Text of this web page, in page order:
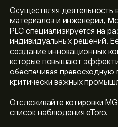
Осуществляя деятельность
материалов и инженерии,
PLC специализируется на
индивидуальных решений.
создание инновационных
которые повышают
обеспечивая превосходную
критически важных
Отслеживайте котировки
список наблюдения eToro.